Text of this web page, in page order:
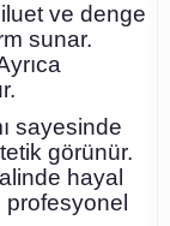
ve denge
sunar.
sayesinde
görünür.
hayal